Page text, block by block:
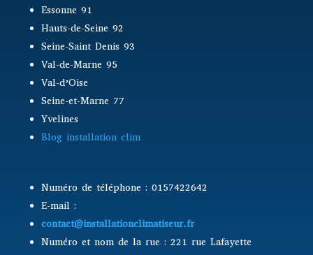
Essonne 91
Hauts-de-Seine 92
Seine-Saint Denis 93
Val-de-Marne 95
Val-d’Oise
Seine-et-Marne 77
Yvelines
Blog installation clim
Numéro de téléphone : 0157422642
E-mail :
contact@installationclimatiseur.fr
Numéro et nom de la rue : 221 rue Lafayette